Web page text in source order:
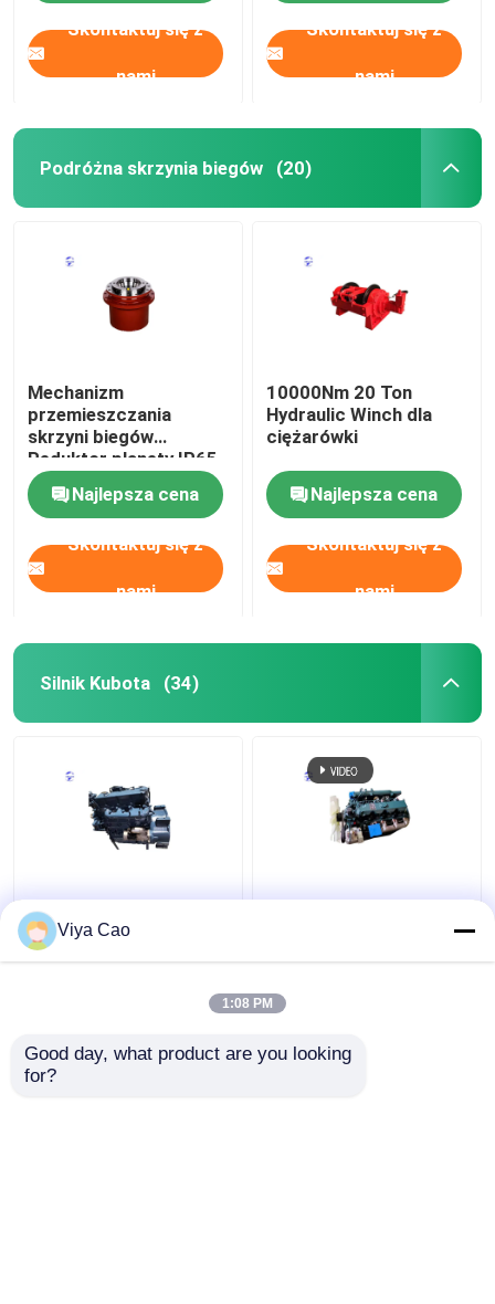
Skontaktuj się z
nami
Skontaktuj się z
nami
Podróżna skrzynia biegów (20)
Mechanizm
przemieszczania
skrzyni biegów
Reduktor planety IP65
dla ciężkich maszyn
przemysłowych
Najlepsza cena
Skontaktuj się z
nami
10000Nm 20 Ton
Hydraulic Winch dla
ciężarówki
Najlepsza cena
Skontaktuj się z
nami
Silnik Kubota (34)
V3300 Kubota Silnik 4-
cylindrowy Silnik
wysokoprężny Euro 2
Skontaktuj się z
Przemysłowy silnik
Skontaktuj się z
Viya Cao
1:08 PM
Good day, what product are you looking
for?